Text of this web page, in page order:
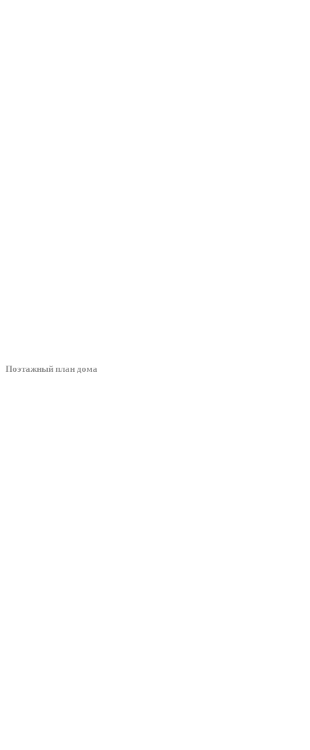
Поэтажный план дома